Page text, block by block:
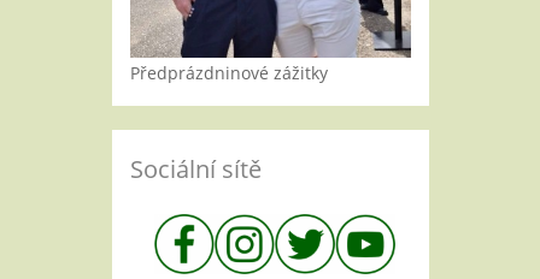
Předprázdninové zážitky
Sociální sítě